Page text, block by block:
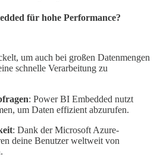
für hohe Performance?
um auch bei großen Datenmengen
schnelle Verarbeitung zu
: Power BI Embedded nutzt
um Daten effizient abzurufen.
: Dank der Microsoft Azure-
deine Benutzer weltweit von